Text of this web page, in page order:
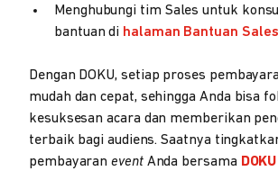
Menghubungi tim Sales untuk
bantuan di halaman Bantuan
Dengan DOKU, setiap proses
mudah dan cepat, sehingga Anda bisa
kesuksesan acara dan memberikan
terbaik bagi audiens. Saatnya
pembayaraneventAnda bersama